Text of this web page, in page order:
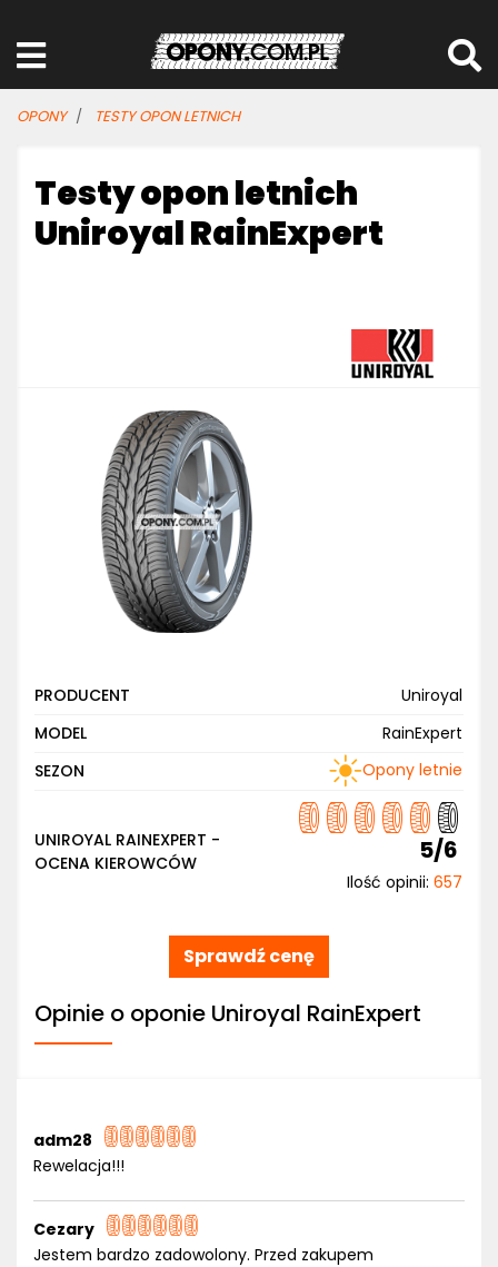
OPONY TESTY OPON LETNICH
Testy opon letnich
Uniroyal RainExpert
PRODUCENT
Uniroyal
MODEL
RainExpert
SEZON
Opony letnie
UNIROYAL RAINEXPERT -
OCENA KIEROWCÓW
5/6
Ilość opinii: 657
Sprawdź cenę
Opinie o oponie Uniroyal RainExpert
adm28
Rewelacja!!!
Cezary
Jestem bardzo zadowolony. Przed zakupem